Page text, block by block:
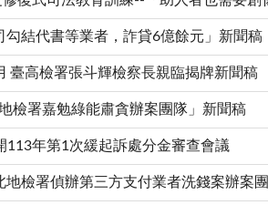
結代書等業者，詐貸6億餘元」新聞稿
臺高檢署張斗輝檢察長親臨揭牌新聞稿
檢署嘉勉綠能肅貪辦案團隊」新聞稿
年第1次緩起訴處分金審查會議
檢署偵辦第三方支付業者洗錢案辦案